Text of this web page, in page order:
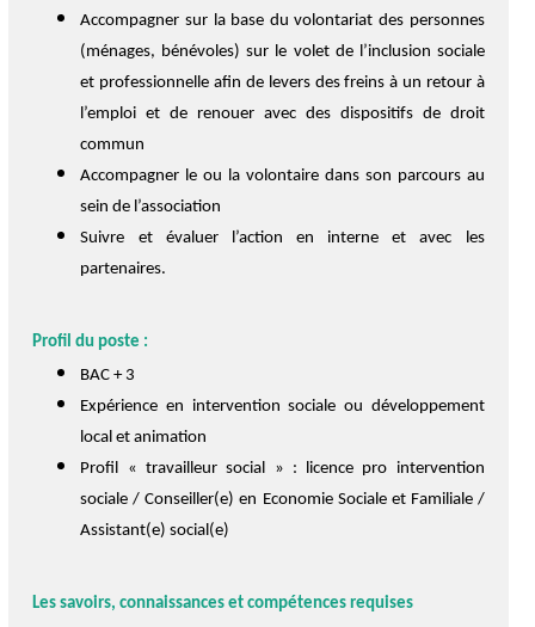
Accompagner sur la base du volontariat des personnes
(ménages, bénévoles) sur le volet de l’inclusion sociale
et professionnelle afin de levers des freins à un retour à
l’emploi et de renouer avec des dispositifs de droit
commun
Accompagner le ou la volontaire dans son parcours au
sein de l’association
Suivre et évaluer l’action en interne et avec les
partenaires.
Profil du poste :
BAC + 3
Expérience en intervention sociale ou développement
local et animation
Profil « travailleur social » : licence pro intervention
sociale / Conseiller(e) en Economie Sociale et Familiale /
Assistant(e) social(e)
Les savoirs, connaissances et compétences requises